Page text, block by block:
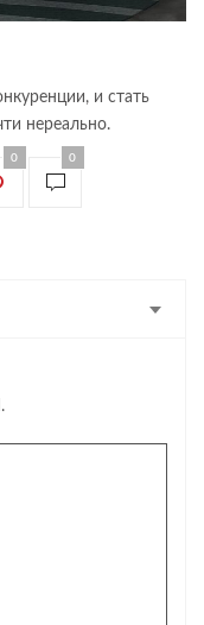
и стать
нереально.
0 0